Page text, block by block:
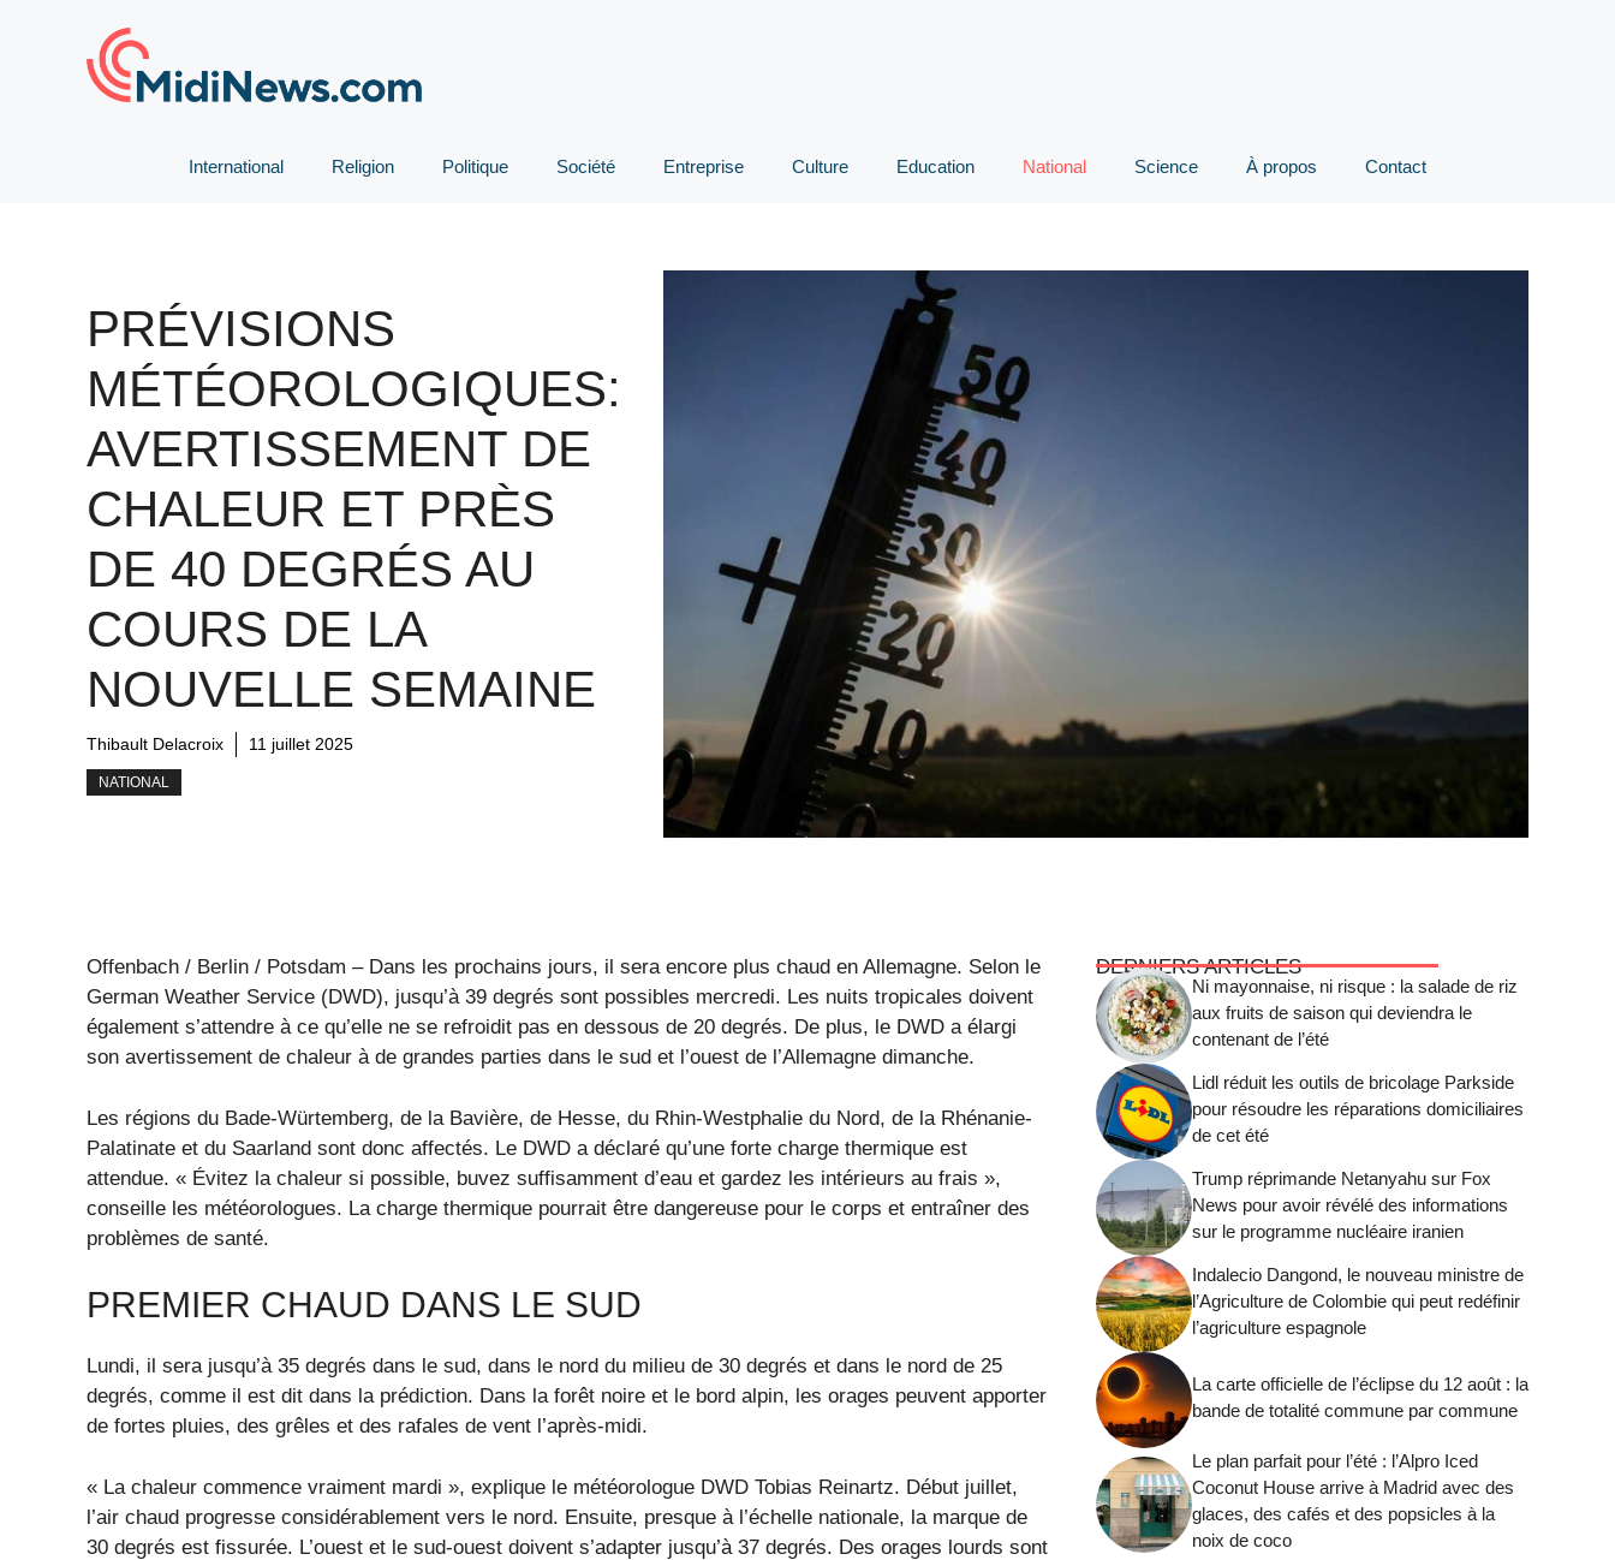
International Religion Politique Société Entreprise Culture Education National Science À propos Contact
PRÉVISIONS
MÉTÉOROLOGIQUES:
AVERTISSEMENT DE
CHALEUR ET PRÈS
DE 40 DEGRÉS AU
COURS DE LA
NOUVELLE SEMAINE
Thibault Delacroix 11 juillet 2025
NATIONAL
Offenbach / Berlin / Potsdam – Dans les prochains jours, il sera encore plus chaud en Allemagne. Selon le
German Weather Service (DWD), jusqu’à 39 degrés sont possibles mercredi. Les nuits tropicales doivent
également s’attendre à ce qu’elle ne se refroidit pas en dessous de 20 degrés. De plus, le DWD a élargi
son avertissement de chaleur à de grandes parties dans le sud et l’ouest de l’Allemagne dimanche.
Les régions du Bade-Würtemberg, de la Bavière, de Hesse, du Rhin-Westphalie du Nord, de la Rhénanie-
Palatinate et du Saarland sont donc affectés. Le DWD a déclaré qu’une forte charge thermique est
attendue. « Évitez la chaleur si possible, buvez suffisamment d’eau et gardez les intérieurs au frais »,
conseille les météorologues. La charge thermique pourrait être dangereuse pour le corps et entraîner des
problèmes de santé.
PREMIER CHAUD DANS LE SUD
Lundi, il sera jusqu’à 35 degrés dans le sud, dans le nord du milieu de 30 degrés et dans le nord de 25
degrés, comme il est dit dans la prédiction. Dans la forêt noire et le bord alpin, les orages peuvent apporter
de fortes pluies, des grêles et des rafales de vent l’après-midi.
« La chaleur commence vraiment mardi », explique le météorologue DWD Tobias Reinartz. Début juillet,
l’air chaud progresse considérablement vers le nord. Ensuite, presque à l’échelle nationale, la marque de
30 degrés est fissurée. L’ouest et le sud-ouest doivent s’adapter jusqu’à 37 degrés. Des orages lourds sont
DERNIERS ARTICLES
Ni mayonnaise, ni risque : la salade de riz
aux fruits de saison qui deviendra le
contenant de l’été
Lidl réduit les outils de bricolage Parkside
pour résoudre les réparations domiciliaires
de cet été
Trump réprimande Netanyahu sur Fox
News pour avoir révélé des informations
sur le programme nucléaire iranien
Indalecio Dangond, le nouveau ministre de
l’Agriculture de Colombie qui peut redéfinir
l’agriculture espagnole
La carte officielle de l’éclipse du 12 août : la
bande de totalité commune par commune
Le plan parfait pour l’été : l’Alpro Iced
Coconut House arrive à Madrid avec des
glaces, des cafés et des popsicles à la
noix de coco